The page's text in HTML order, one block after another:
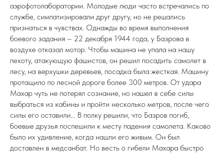
аэрофотолаборатории. Молодые люди часто встречались по
службе, симпатизировали друг другу, но не решались
признаться в чувствах. Однажды во время выполнения
боевого задания – 22 декабря 1944 года, у Базрова в
воздухе отказал мотор. Чтобы машина не упала на нашу
пехоту, атакующую фашистов, он решил посадить самолет в
лесу, на верхушки деревьев, посадка была жесткая. Машину
протащило по лесной дороге более 300 метров. От удара
Махар чуть не потерял сознание, но нашел в себе силы
выбраться из кабины и пройти несколько метров, после чего
силы его оставили... В полку решили, что Базров погиб,
боевые друзья поспешили к месту падения самолета. Каково
было их удивление, когда нашли его живым. Он был
доставлен в медсанбат. Но весть о гибели Махара быстро